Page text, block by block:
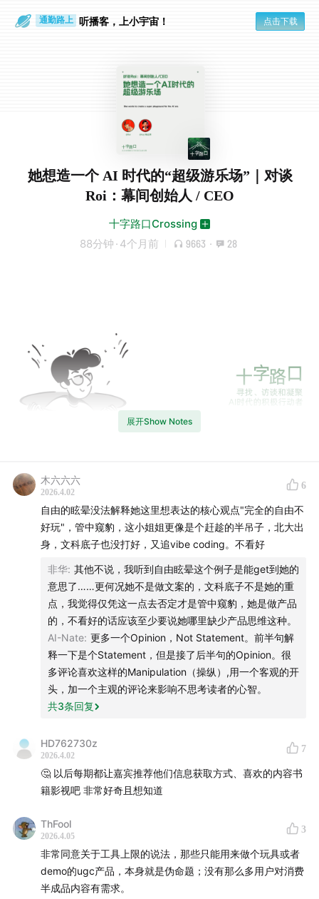
通勤路上 听播客，上小宇宙！ 点击下载
她想造一个 AI 时代的“超级游乐场”｜对谈
Roi：幕间创始人 / CEO
十字路口Crossing
88分钟 · 4个月前 9663 · 28
创始人 / CEO。
计融资金额达千万美元。
如果说 Character AI 代表了上一阶段人类与 AI 的关系
——陪聊、陪伴、情绪投射；那么 Roi 想做的，是下一阶
段：不只是和 AI 聊天，而是进入一个由 AI 驱动、不断演
化的世界，在里面获得一种更轻、更碎片、更上瘾的快
这期节目里，我们聊到的远不只是「幕间」本身。我们更
想借 Roi 和她的创业，去讨论一个正在浮现的新问题：当
“和 AI 聊天”开始变得乏味之后，下一代 AI To C 产品会长
什么样？
造、进入、观察、操控的“世界”？
以及，谁会是第一批真正吃到这波红利的人
烈表达欲和创造欲的 AI 原生创作者？
在 Roi 的描述里，「幕间」想做的是一座属于 AI 时代的
“超级游乐场”——这里有恋爱模拟器、直播间打赏模拟
展开Show Notes
木六六六
2026.4.02
6
自由的眩晕没法解释她这里想表达的核心观点"完全的自由不
好玩"，管中窥豹，这小姐姐更像是个赶趁的半吊子，北大出
身，文科底子也没打好，又追vibe coding。不看好
非华: 其他不说，我听到自由眩晕这个例子是能get到她的
意思了……更何况她不是做文案的，文科底子不是她的重
点，我觉得仅凭这一点去否定才是管中窥豹，她是做产品
的，不看好的话应该至少要说她哪里缺少产品思维这种。
AI-Nate: 更多一个Opinion，Not Statement。前半句解
释一下是个Statement，但是接了后半句的Opinion。很
多评论喜欢这样的Manipulation（操纵）,用一个客观的开
头，加一个主观的评论来影响不思考读者的心智。
共3条回复
HD762730z
2026.4.02
7
🤔 以后每期都让嘉宾推荐他们信息获取方式、喜欢的内容书
籍影视吧 非常好奇且想知道
ThFool
2026.4.05
3
非常同意关于工具上限的说法，那些只能用来做个玩具或者
demo的ugc产品，本身就是伪命题；没有那么多用户对消费
半成品内容有需求。